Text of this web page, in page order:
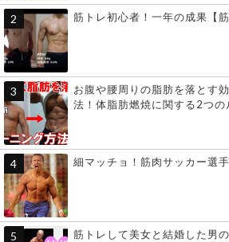
筋トレ初心者！一年の成果【筋
お腹や腰周りの脂肪を落とす
法！体脂肪燃焼に関する2つの
細マッチョ！筋肉サッカー選
筋トレして美女と結婚した男